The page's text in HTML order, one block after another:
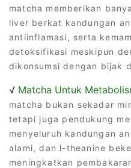
matcha memberikan
liver berkat kandungan
antiinflamasi, serta
detoksifikasi meskipun
dikonsumsi dengan bijak
√ Matcha Untuk
matcha bukan sekadar
tetapi juga pendukung
menyeluruh kandungan
alami, dan l-theanine
meningkatkan